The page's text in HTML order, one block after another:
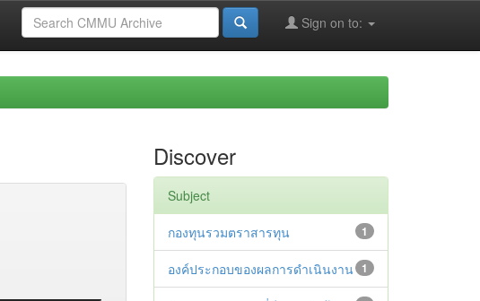
Sign on to:
Discover
Subject
1
กองทุนรวมตราสารทุน
1
องค์ประกอบของผลการดำเนินงาน